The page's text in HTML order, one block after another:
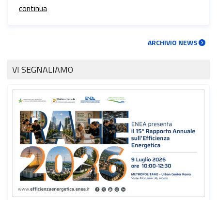
continua
ARCHIVIO NEWS
VI SEGNALIAMO